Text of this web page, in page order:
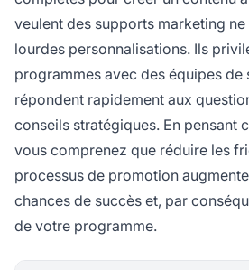
veulent des supports marketing
lourdes personnalisations. Ils
programmes avec des équipes
répondent rapidement aux
conseils stratégiques. En pensant
vous comprenez que réduire les
processus de promotion
chances de succès et, par
de votre programme.